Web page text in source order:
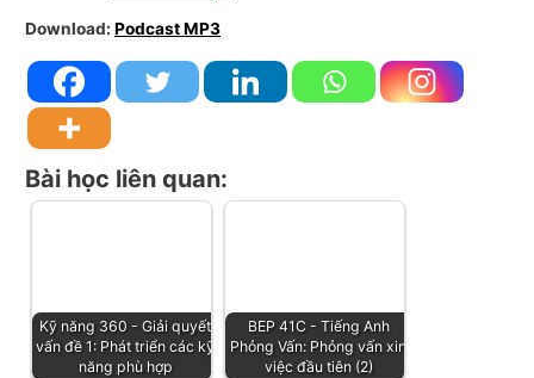
Download:Podcast MP3
Bài học liên quan:
Kỹ năng 360 - Giải quyết
vấn đề 1: Phát triển các kỹ
năng phù hợp
BEP 41C - Tiếng Anh
Phỏng Vấn: Phỏng vấn xin
việc đầu tiên (2)